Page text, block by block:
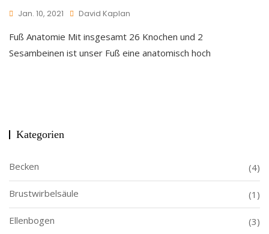
Jan. 10, 2021 David Kaplan
Fuß Anatomie Mit insgesamt 26 Knochen und 2
Sesambeinen ist unser Fuß eine anatomisch hoch
Kategorien
Becken (4)
Brustwirbelsäule (1)
Ellenbogen (3)